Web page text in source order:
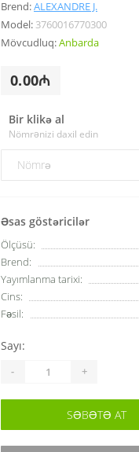
Brend:ALEXANDRE J.
Model: 3760016770300
Mövcudluq:Anbarda
0.00₼
Bir klikə al
Nömrənizi daxil edin
Əsas göstəricilər
Ölçüsü:
Brend:
Yayımlanma tarixi:
Cins:
Fəsil:
Sayı:
- +
SƏBƏTƏ AT